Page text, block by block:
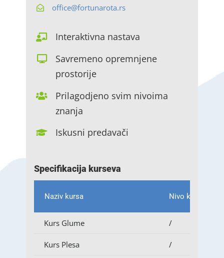
office@fortunarota.rs
Interaktivna nastava
Savremeno opremnjene
prostorije
Prilagodjeno svim nivoima
znanja
Iskusni predavači
Specifikacija kurseva
Naziv kursa Nivo kursa
Kurs Glume /
Kurs Plesa /